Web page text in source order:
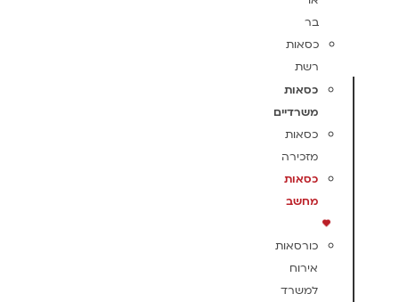
בר
כסאות
רשת
כסאות
משרדיים
כסאות
מזכירה
כסאות
מחשב
כורסאות
אירוח
למשרד